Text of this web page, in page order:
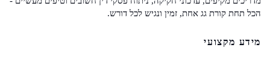
הכל תחת קורת גג אחת, זמין ונגיש לכל דורש.
מידע מקצועי